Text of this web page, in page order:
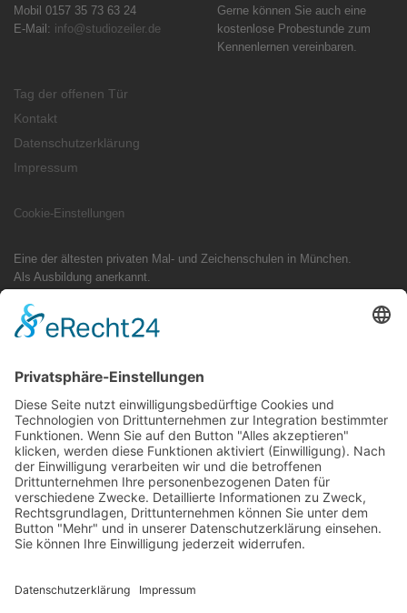
Mobil 0157 35 73 63 24
E-Mail: info@studiozeiler.de
Gerne können Sie auch eine
kostenlose Probestunde zum
Kennenlernen vereinbaren.
Tag der offenen Tür
Kontakt
Datenschutzerklärung
Impressum
Cookie-Einstellungen
Eine der ältesten privaten Mal- und Zeichenschulen in München.
Als Ausbildung anerkannt.
Tradition trifft Design: Ihr Mappenkurs im Studio Zeiler München
Als eine der ältesten Adressen für Mappenvorbereitung in Bayern steht
Zeichnen – wir begleiten Sie persönlich und exklusiv direkt bei uns im
Atelier.
Hinweis für Suchanfragen: Sie finden unser Atelier ausschließlich vor
Ort unter der Adresse: Olgastraße 15, 80636 München. (Oftmals
fälschlich gesucht unter: Studio Sailer, Mappenschule München, Studio
Zeiler Onlinekurs oder Zeichenschule Neuhausen).
Folge uns auf Social-Media